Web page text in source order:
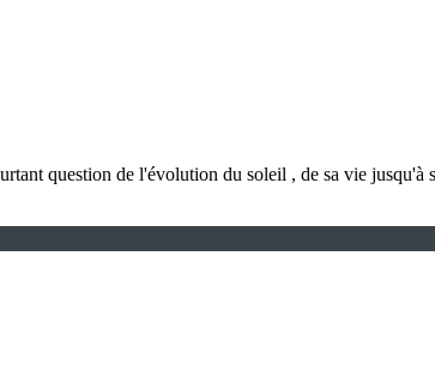
question de l'évolution du soleil , de sa vie